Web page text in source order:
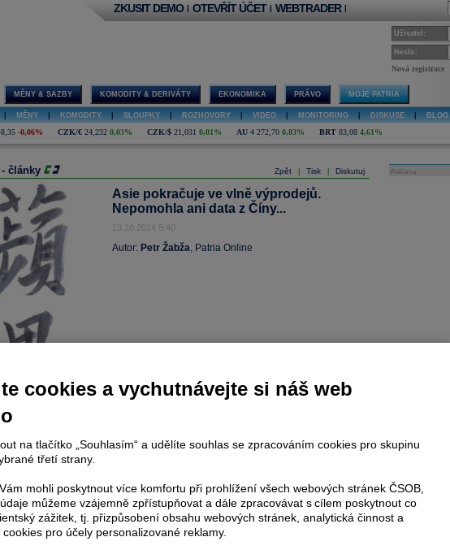
ZKUSIT DEMO | OTEVŘÍT ÚČET | WEBTRADER |
Uživatel:
Heslo:
Nová registrace
MĚNY & SAZBY KOMODITY & DERIVÁTY EKONOMIKA PRÁVO MOJE PATRIA
MĚNY KOMODITY SLOUPKY ROZHOVORY VIDEO MONITORING DISKUSE BLOG
-0,06% CZK/€ 24,232 0,03% CZK/$ 21,031 0,01% AU 4 272,70 0,83% BRT 83,08 4,61%
Zpět Tisk Diskutuj
- články
Asie pokračuje ve vlně výprodejů.
Nepomohla ani data z Číny...
13.10.2014 8:40
Autor: Petr Žabža, Patria Online
data, přicházející z Číny, byla překvapivě silná. Ani ona však nedokázala
investorů, že přichází období relativně nízkého ekonomického růstu a valuace
trhů této situaci příliš neodpovídají.
Reklama
Levná
Jak
s Íránem
Jen
akcií.
stín na
Bitcoin
lámou
další
cookies a vychutnávejte si náš web
na tlačítko „Souhlasím“ a udělíte souhlas se zpracováním cookies pro skupinu
třetí strany.
mohli poskytnout více komfortu při prohlížení všech webových stránek ČSOB,
můžeme vzájemně zpřístupňovat a dále zpracovávat s cílem poskytnout co
zážitek, tj. přizpůsobení obsahu webových stránek, analytická činnost a
pro účely personalizované reklamy.